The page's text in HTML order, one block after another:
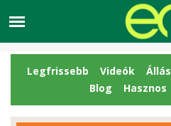
Legfrissebb Videók Állás
Blog
Hasznos